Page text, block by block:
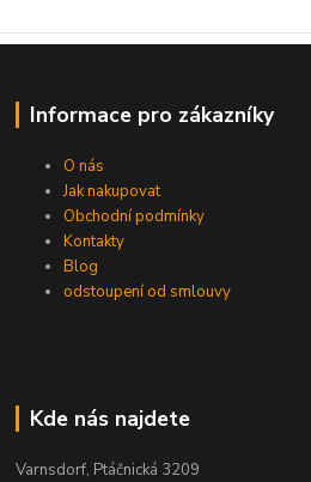
Informace pro zákazníky
O nás
Jak nakupovat
Obchodní podmínky
Kontakty
Blog
odstoupení od smlouvy
Kde nás najdete
Varnsdorf, Ptáčnická 3209